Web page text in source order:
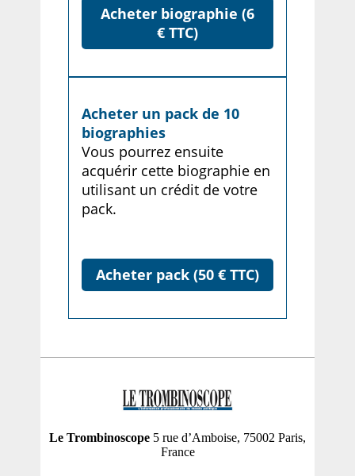
Acheter biographie (6
€ TTC)
Acheter un pack de 10
biographies
Vous pourrez ensuite
acquérir cette biographie en
utilisant un crédit de votre
pack.
Acheter pack (50 € TTC)
Le Trombinoscope 5 rue d’Amboise, 75002 Paris,
France